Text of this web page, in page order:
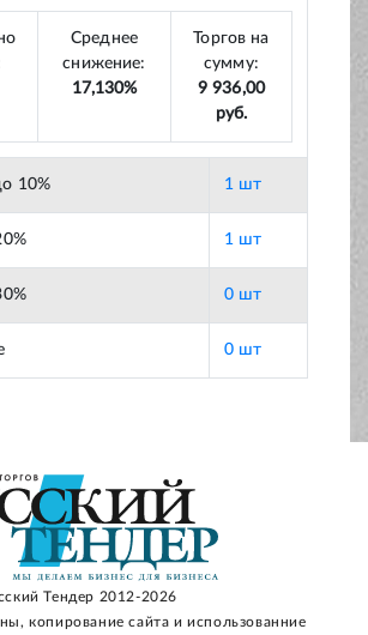
Среднее
снижение:
17,130%
Торгов на
сумму:
9 936,00
руб.
10% 1 шт
1 шт
0 шт
0 шт
Тендер 2012-2026
копирование сайта и использованние